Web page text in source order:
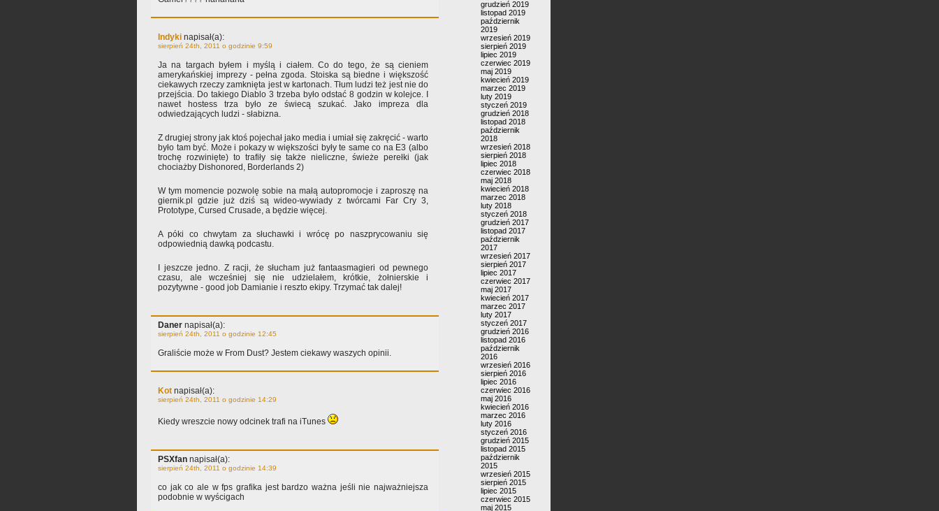
Indyki napisał(a):
sierpień 24th, 2011 o godzinie 9:59
Ja na targach byłem i myślą i ciałem. Co do tego, że są cieniem
amerykańskiej imprezy - pełna zgoda. Stoiska są biedne i większość
ciekawych rzeczy zamknięta jest w kartonach. Tłum ludzi też jest nie do
przejścia. Do takiego Diablo 3 trzeba było odstać 8 godzin w kolejce. I
nawet hostess trza było ze świecą szukać. Jako impreza dla
odwiedzających ludzi - słabizna.
Z drugiej strony jak ktoś pojechał jako media i umiał się zakręcić - warto
było tam być. Może i pokazy w większości były te same co na E3 (albo
trochę rozwinięte) to trafiły się także nieliczne, świeże perełki (jak
chociażby Dishonored, Borderlands 2)
W tym momencie pozwolę sobie na małą autopromocje i zaproszę na
giernik.pl gdzie już dziś są wideo-wywiady z twórcami Far Cry 3,
Prototype, Cursed Crusade, a będzie więcej.
A póki co chwytam za słuchawki i wrócę po naszprycowaniu się
odpowiednią dawką podcastu.
I jeszcze jedno. Z racji, że słucham już fantaasmagieri od pewnego
czasu, ale wcześniej się nie udzielałem, krótkie, żołnierskie i
pozytywne - good job Damianie i reszto ekipy. Trzymać tak dalej!
Daner napisał(a):
sierpień 24th, 2011 o godzinie 12:45
Graliście może w From Dust? Jestem ciekawy waszych opinii.
Kot napisał(a):
sierpień 24th, 2011 o godzinie 14:29
Kiedy wreszcie nowy odcinek trafi na iTunes
PSXfan napisał(a):
sierpień 24th, 2011 o godzinie 14:39
co jak co ale w fps grafika jest bardzo ważna jeśli nie najważniejsza
podobnie w wyścigach
grudzień 2019
listopad 2019
październik
2019
wrzesień 2019
sierpień 2019
lipiec 2019
czerwiec 2019
maj 2019
kwiecień 2019
marzec 2019
luty 2019
styczeń 2019
grudzień 2018
listopad 2018
październik
2018
wrzesień 2018
sierpień 2018
lipiec 2018
czerwiec 2018
maj 2018
kwiecień 2018
marzec 2018
luty 2018
styczeń 2018
grudzień 2017
listopad 2017
październik
2017
wrzesień 2017
sierpień 2017
lipiec 2017
czerwiec 2017
maj 2017
kwiecień 2017
marzec 2017
luty 2017
styczeń 2017
grudzień 2016
listopad 2016
październik
2016
wrzesień 2016
sierpień 2016
lipiec 2016
czerwiec 2016
maj 2016
kwiecień 2016
marzec 2016
luty 2016
styczeń 2016
grudzień 2015
listopad 2015
październik
2015
wrzesień 2015
sierpień 2015
lipiec 2015
czerwiec 2015
maj 2015